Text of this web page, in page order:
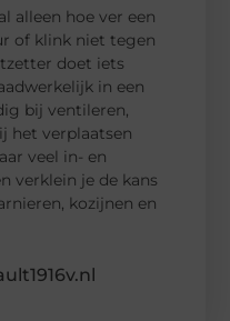
alleen hoe ver een
of klink niet tegen
doet iets
in een
bij ventileren,
het verplaatsen
veel in- en
verklein je de kans
kozijnen en